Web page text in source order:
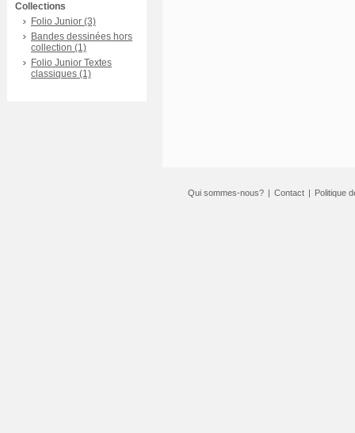
Collections
Folio Junior (3)
Bandes dessinées hors
collection (1)
Folio Junior Textes
classiques (1)
Qui sommes-nous? | Contact | Politique